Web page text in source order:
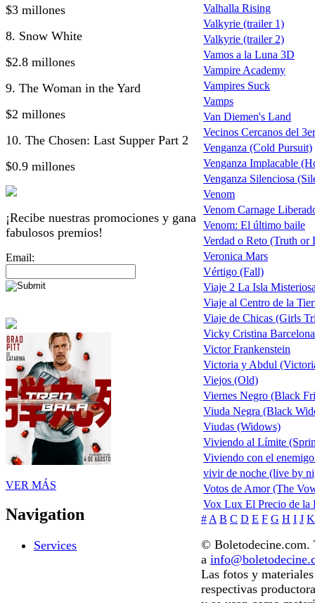
$3 millones
8. Snow White
$2.8 millones
9. The Woman in the Yard
$2 millones
10. The Chosen: Last Supper Part 2
$0.9 millones
¡Recibe nuestras promociones y gana
fabulosos premios!
Email:
VER MÁS
Navigation
Services
Valhalla Rising
Valkyrie (trailer 1)
Valkyrie (trailer 2)
Vamos a la Luna 3D
Vampire Academy
Vampires Suck
Vamps
Van Diemen's Land
Vecinos Cercanos del
Venganza (Cold Pursuit)
Venganza Implacable
Venganza Silenciosa
Venom
Venom Carnage
Venom: El último baile
Verdad o Reto (Truth or
Veronica Mars
Vértigo (Fall)
Viaje 2 La Isla
Viaje al Centro de la
Viaje de Chicas (Girls
Vicky Cristina Barcelona
Victor Frankenstein
Victoria y Abdul
Viejos (Old)
Viernes Negro (Black
Viuda Negra (Black
Viudas (Widows)
Viviendo al Límite
Viviendo con el
vivir de noche (live by
Votos de Amor (The
Vox Lux El Precio de la
# A B C D E F G H I J K
© Boletodecine.com.
a
Las fotos y
respectivas